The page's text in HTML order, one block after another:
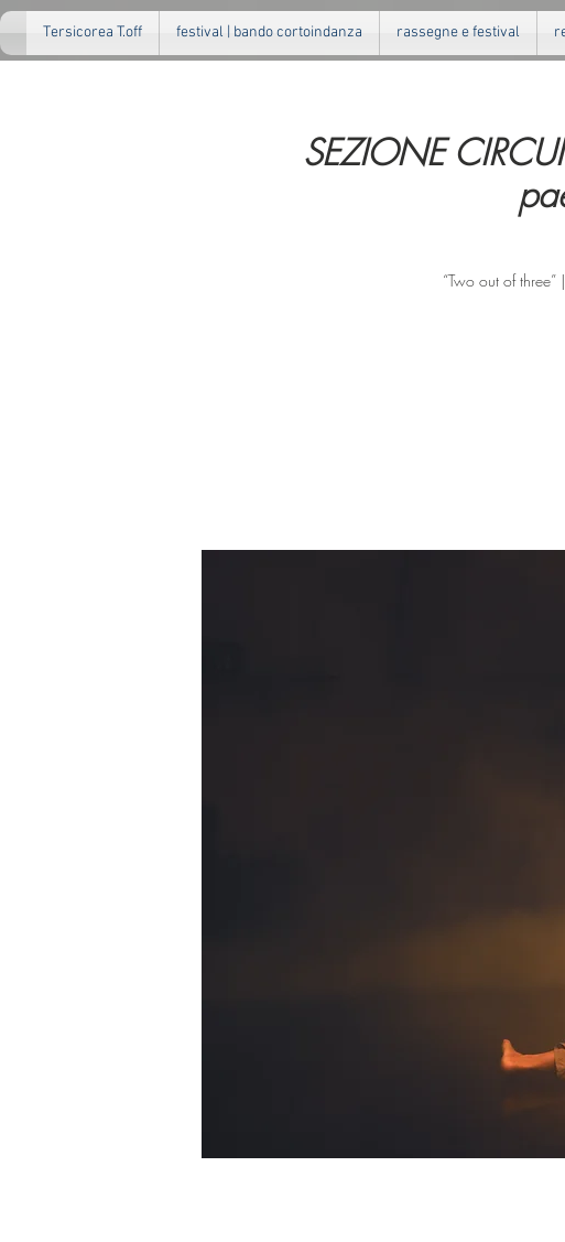
Tersicorea T.off festival | bando cortoindanza rassegne e festival
SEZIONE
“Two out of